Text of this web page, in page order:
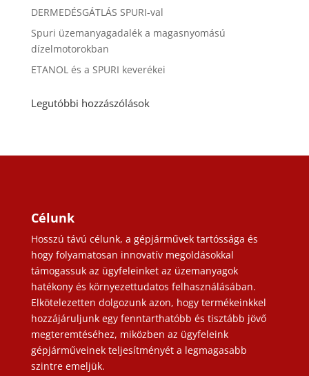
DERMEDÉSGÁTLÁS SPURI-val
Spuri üzemanyagadalék a magasnyomású
dízelmotorokban
ETANOL és a SPURI keverékei
Legutóbbi hozzászólások
Célunk
Hosszú távú célunk, a gépjárművek tartóssága és
hogy folyamatosan innovatív megoldásokkal
támogassuk az ügyfeleinket az üzemanyagok
hatékony és környezettudatos felhasználásában.
Elkötelezetten dolgozunk azon, hogy termékeinkkel
hozzájáruljunk egy fenntarthatóbb és tisztább jövő
megteremtéséhez, miközben az ügyfeleink
gépjárműveinek teljesítményét a legmagasabb
szintre emeljük.